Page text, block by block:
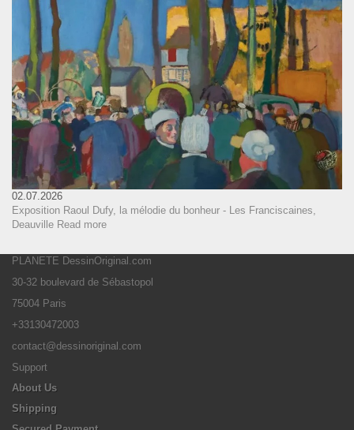
02.07.2026
Exposition Raoul Dufy, la mélodie du bonheur - Les Franciscaines,
Deauville Read more
PLANETE DessinOriginal.com
30-32 boulevard de Sébastopol
75004 Paris
+33130472003
contact@dessinoriginal.com
Support
About Us
Shipping